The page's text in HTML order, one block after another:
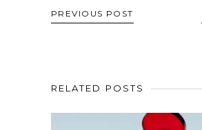
PREVIOUS POST
RELATED POSTS